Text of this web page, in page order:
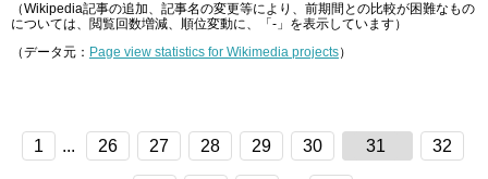
（Wikipedia記事の追加、記事名の変更等により、前期間との比較が困難なもの
については、閲覧回数増減、順位変動に、「-」を表示しています）
（データ元： Page view statistics for Wikimedia projects）
1 ... 26 27 28 29 30 31 32